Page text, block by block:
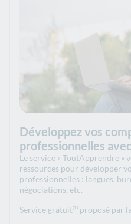
Développez vos
professionnelles
Le service « ToutApprendre »
ressources pour développer
professionnelles : langues,
négociations, etc.
Service gratuit(1) proposé par